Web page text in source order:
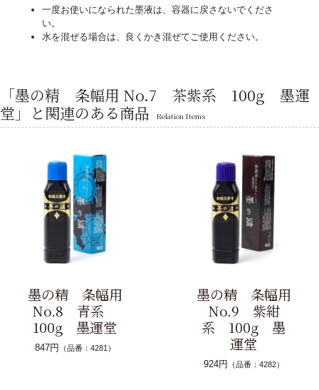
一度お使いになられた墨液は、容器に戻さないでくださ
い。
水を混ぜる場合は、良くかき混ぜてご使用ください。
「墨の精 条幅用 No.7 茶紫系 100g 墨運
堂」と関連のある商品
Relation Items
墨の精 条幅用
No.8 青系
100g 墨運堂
847円 （品番：4281）
墨の精 条幅用
No.9 紫紺
系 100g 墨
運堂
924円 （品番：4282）